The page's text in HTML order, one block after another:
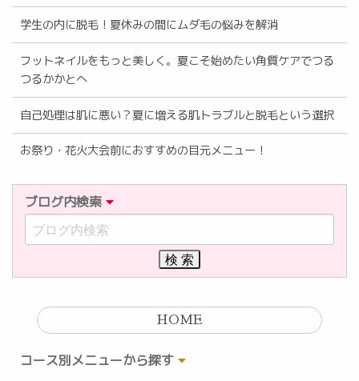
学生の内に脱毛！夏休みの間にムダ毛の悩みを解消
フットネイルをもっと美しく。夏こそ始めたい角質ケアでつる
つるかかとへ
自己処理は肌に悪い？夏に増える肌トラブルと脱毛という選択
お祭り・花火大会前におすすめの目元メニュー！
ブログ内検索
HOME
コース別メニューから探す